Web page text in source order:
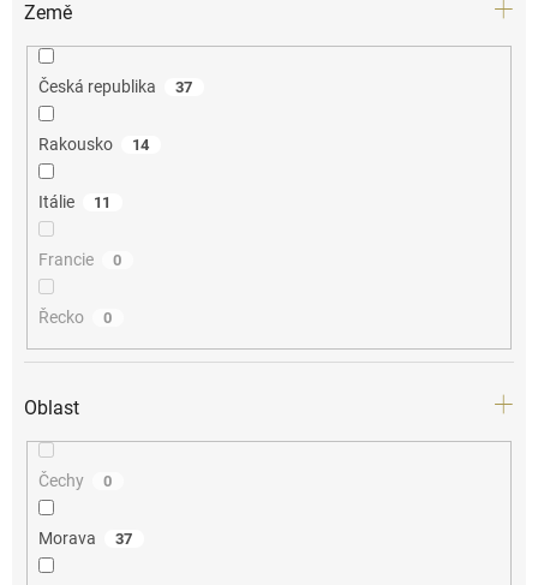
Země
Česká republika 37
Rakousko 14
Itálie 11
Francie 0
Řecko 0
Oblast
Čechy 0
Morava 37